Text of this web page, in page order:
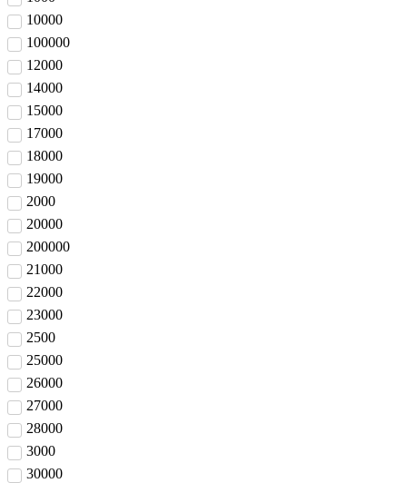
10000
100000
12000
14000
15000
17000
18000
19000
2000
20000
200000
21000
22000
23000
2500
25000
26000
27000
28000
3000
30000